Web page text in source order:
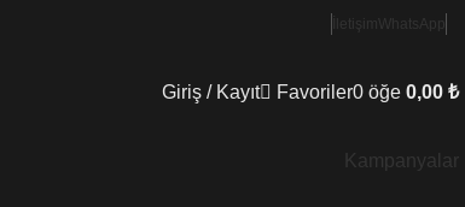
İletişimWhatsApp
Giriş / Kayıt Favoriler0 öğe 0,00 ₺
Kampanyalar